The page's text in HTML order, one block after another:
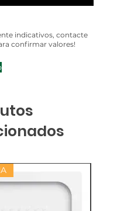
indicativos, contacte
confirmar valores!